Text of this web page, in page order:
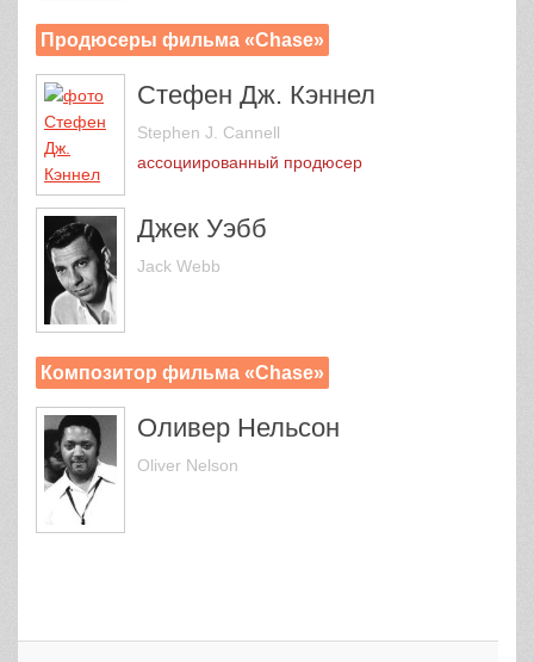
Продюсеры фильма «Chase»
Стефен Дж. Кэннел
Stephen J. Cannell
ассоциированный продюсер
Джек Уэбб
Jack Webb
Композитор фильма «Chase»
Оливер Нельсон
Oliver Nelson